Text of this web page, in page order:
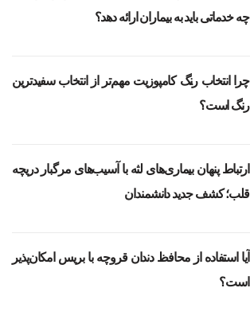
چه خدماتی باید به بیماران ارائه دهد؟
چرا انتخاب رنگ کامپوزیت مهم‌تر از انتخاب سفیدترین
رنگ است؟
ارتباط پنهان بیماری‌های لثه با آسیب‌های مرگبار دریچه
قلب؛ کشف جدید دانشمندان
آیا استفاده از محافظ دندان قروچه با بریس امکان‌پذیر
است؟